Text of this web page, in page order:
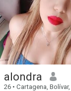
alondra
26 • Cartagena, Bolívar,